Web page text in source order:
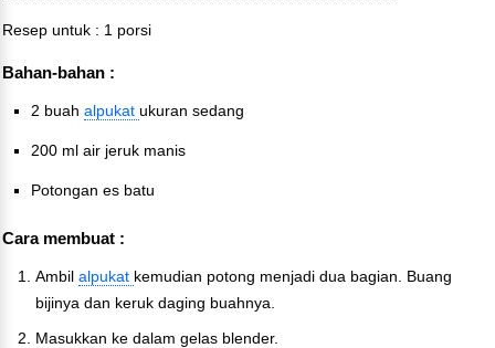
Resep untuk : 1 porsi
Bahan-bahan :
2 buah alpukat ukuran sedang
200 ml air jeruk manis
Potongan es batu
Cara membuat :
Ambil alpukat kemudian potong menjadi dua bagian. Buang
bijinya dan keruk daging buahnya.
Masukkan ke dalam gelas blender.